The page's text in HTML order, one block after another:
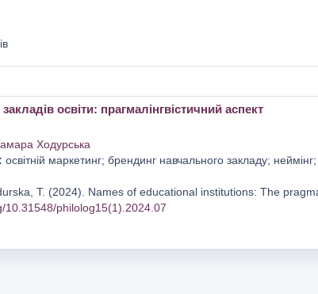
освіти: прагмалінгвістичний аспект
Ходурська
освітній маркетинг; брендинг навчального закладу; неймінг;
T. (2024). Names of educational institutions: The
10.31548/philolog15(1).2024.07